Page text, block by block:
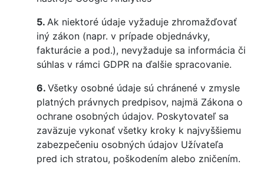
5. Ak niektoré údaje vyžaduje zhromažďovať
iný zákon (napr. v prípade objednávky,
fakturácie a pod.), nevyžaduje sa informácia či
súhlas v rámci GDPR na ďalšie spracovanie.
6. Všetky osobné údaje sú chránené v zmysle
platných právnych predpisov, najmä Zákona o
ochrane osobných údajov. Poskytovateľ sa
zaväzuje vykonať všetky kroky k najvyššiemu
zabezpečeniu osobných údajov Užívateľa
pred ich stratou, poškodením alebo zničením.